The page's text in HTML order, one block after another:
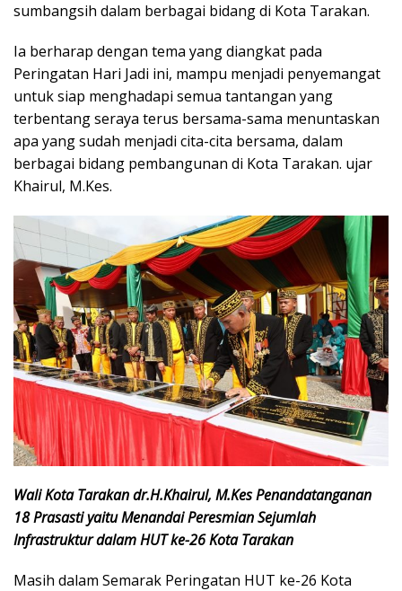
sumbangsih dalam berbagai bidang di Kota Tarakan.
Ia berharap dengan tema yang diangkat pada
Peringatan Hari Jadi ini, mampu menjadi penyemangat
untuk siap menghadapi semua tantangan yang
terbentang seraya terus bersama-sama menuntaskan
apa yang sudah menjadi cita-cita bersama, dalam
berbagai bidang pembangunan di Kota Tarakan. ujar
Khairul, M.Kes.
Wali Kota Tarakan dr.H.Khairul, M.Kes Penandatanganan
18 Prasasti yaitu Menandai Peresmian Sejumlah
Infrastruktur dalam HUT ke-26 Kota Tarakan
Masih dalam Semarak Peringatan HUT ke-26 Kota